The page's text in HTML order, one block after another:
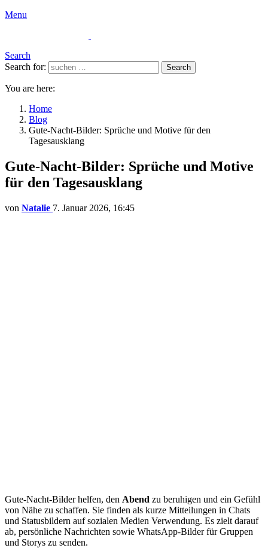
Menu
Search
Search for:
Search
You are here:
Home
Blog
Gute-Nacht-Bilder: Sprüche und Motive für den
Tagesausklang
Gute-Nacht-Bilder: Sprüche und Motive
für den Tagesausklang
von Natalie 7. Januar 2026, 16:45
Gute-Nacht-Bilder helfen, den Abend zu beruhigen und ein Gefühl
von Nähe zu schaffen. Sie finden als kurze Mitteilungen in Chats
und Statusbildern auf sozialen Medien Verwendung. Es zielt darauf
ab, persönliche Nachrichten sowie WhatsApp-Bilder für Gruppen
und Storys zu senden.